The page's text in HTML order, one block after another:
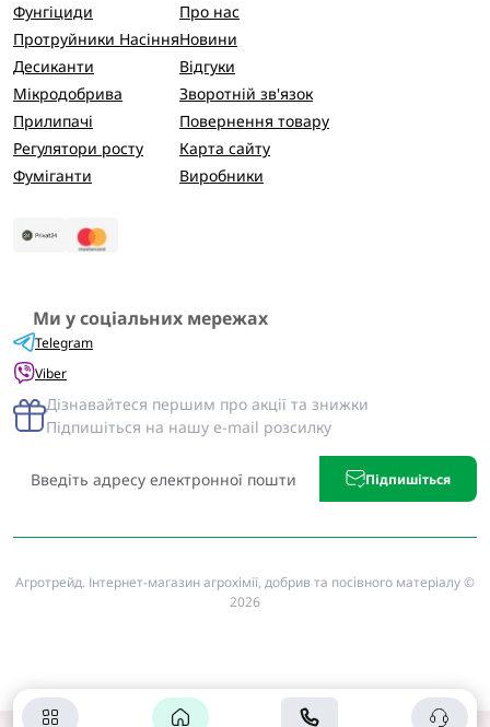
Фунгіциди
Протруйники Насіння
Десиканти
Мікродобрива
Прилипачі
Регулятори росту
Фуміганти
Про нас
Новини
Відгуки
Зворотній зв'язок
Повернення товару
Карта сайту
Виробники
Ми у соціальних мережах
Telegram
Viber
Дізнавайтеся першим про акції та знижки
Підпишіться на нашу e-mail розсилку
Підпишіться
Агротрейд. Інтернет-магазин агрохімії, добрив та посівного матеріалу ©
2026